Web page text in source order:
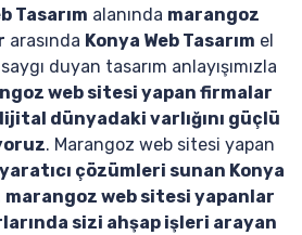
Tasarım alanında marangoz
arasında Konya Web Tasarım el
duyan tasarım anlayışımızla
web sitesi yapan firmalar
dünyadaki varlığını güçlü
. Marangoz web sitesi yapan
çözümleri sunan Konya
marangoz web sitesi yapanlar
sizi ahşap işleri arayan